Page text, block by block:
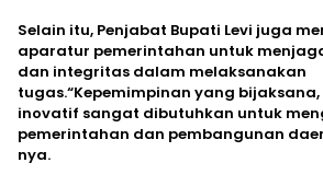
Selain itu, Penjabat Bupati Levi juga
aparatur pemerintahan untuk
dan integritas dalam melaksanakan
tugas.“Kepemimpinan yang
inovatif sangat dibutuhkan untuk
pemerintahan dan pembangunan
nya.